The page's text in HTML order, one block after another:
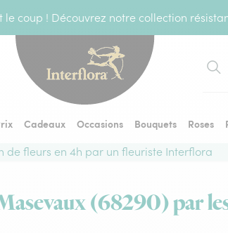
le coup ! Découvrez notre collection
Cadeaux Occasions Bouquets Roses
de fleurs en 4h par un fleuriste Interflora
(68290) par